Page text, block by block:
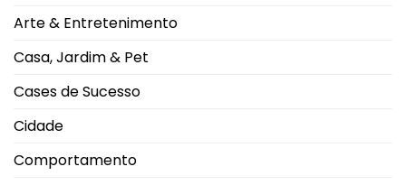
Vinhedos
celebra
nova
da
marca
Arte & Entretenimento
Casa, Jardim & Pet
Cases de Sucesso
Cidade
Comportamento